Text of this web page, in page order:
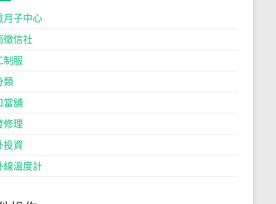
月子中心
徵信社
制服
類
當舖
修理
投資
線溫度計